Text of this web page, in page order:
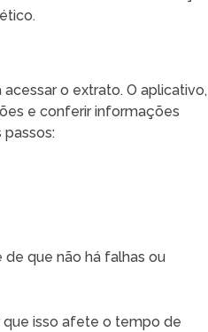
o extrato. O aplicativo,
e conferir informações
passos:
que não há falhas ou
que isso afete o tempo de